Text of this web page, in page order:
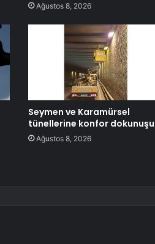
Ağustos 8, 2026
Seymen ve Karamürsel
tünellerine konfor dokunuşu
Ağustos 8, 2026